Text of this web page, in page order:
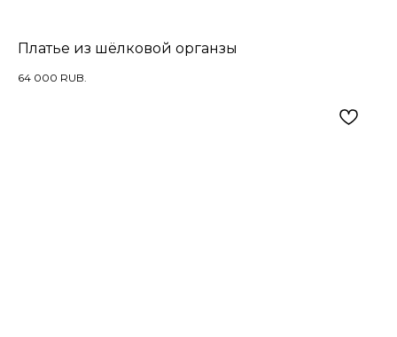
Платье из шёлковой органзы
64 000 RUB.